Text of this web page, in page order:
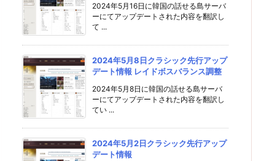
2024年5月16日に韓国の話せる島サーバ
ーにてアップデートされた内容を翻訳し
て ...
2024年5月8日クラシック先行アップ
デート情報 レイドボスバランス調整
2024年5月8日に韓国の話せる島サーバ
ーにてアップデートされた内容を翻訳し
てい ...
2024年5月2日クラシック先行アップ
デート情報